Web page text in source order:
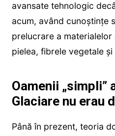
avansate tehnologic
acum, având cunoștințe
prelucrare a materialelor
pielea, fibrele vegetale și
Oamenii „simpli”
Glaciare nu erau
Până în prezent, teoria